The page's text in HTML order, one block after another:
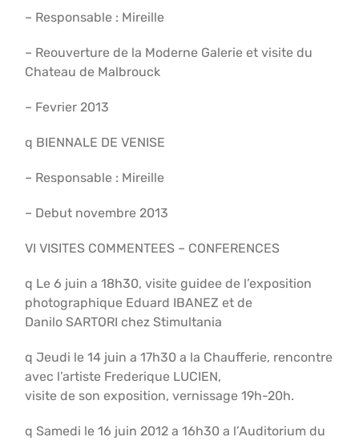
– Responsable : Mireille
– Reouverture de la Moderne Galerie et visite du
Chateau de Malbrouck
– Fevrier 2013
q BIENNALE DE VENISE
– Responsable : Mireille
– Debut novembre 2013
VI VISITES COMMENTEES – CONFERENCES
q Le 6 juin a 18h30, visite guidee de l’exposition
photographique Eduard IBANEZ et de
Danilo SARTORI chez Stimultania
q Jeudi le 14 juin a 17h30 a la Chaufferie, rencontre
avec l’artiste Frederique LUCIEN,
visite de son exposition, vernissage 19h-20h.
q Samedi le 16 juin 2012 a 16h30 a l’Auditorium du